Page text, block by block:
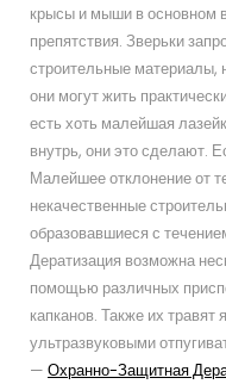
крысы и мыши в основном
препятствия. Зверьки
строительные материалы,
они могут жить
есть хоть малейшая
внутрь, они это сделают.
Малейшее отклонение от
некачественные
образовавшиеся с
Дератизация возможна
помощью различных
капканов. Также их
ультразвуковыми
— Охранно-Защитная